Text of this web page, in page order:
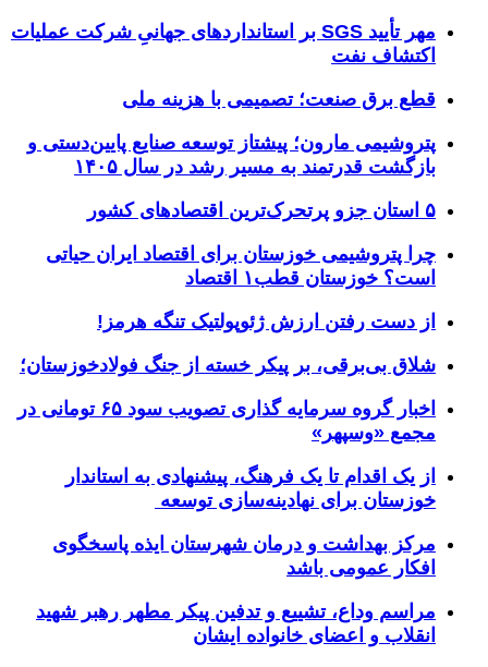
مهر تأیید SGS بر استانداردهای جهانیِ شرکت عملیات
اکتشاف نفت
قطع برق صنعت؛ تصمیمی با هزینه ملی
پتروشیمی مارون؛ پیشتاز توسعه صنایع پایین‌دستی و
بازگشت قدرتمند به مسیر رشد در سال ۱۴۰۵
۵ استان جزو پرتحرک‌ترین اقتصاد‌های کشور
چرا پتروشیمی خوزستان برای اقتصاد ایران حیاتی
است؟ خوزستان قطب۱ اقتصاد
از دست رفتن ارزش ژئوپولتیک تنگه هرمز!
شلاق‌ بی‌برقی، بر پیکر خسته‌ از جنگ فولادخوزستان؛
اخبار گروه سرمایه گذاری تصویب سود ۶۵ تومانی در
مجمع «وسپهر»
از یک اقدام تا یک فرهنگ، پیشنهادی به استاندار
خوزستان برای نهادینه‌سازی توسعه
مرکز بهداشت و درمان شهرستان ایذه پاسخگوی
افکار عمومی باشد
مراسم وداع، تشییع و تدفین پیکر مطهر رهبر شهید
انقلاب و اعضای خانواده ایشان